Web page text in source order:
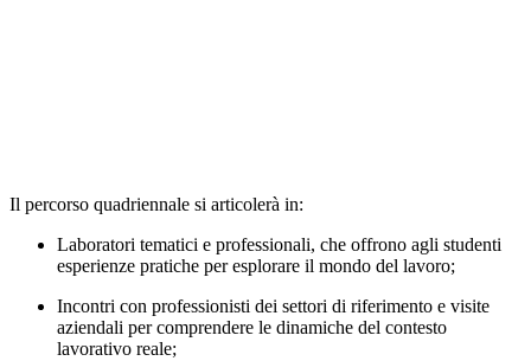
Il percorso quadriennale si articolerà in:
Laboratori tematici e professionali, che offrono agli studenti
esperienze pratiche per esplorare il mondo del lavoro;
Incontri con professionisti dei settori di riferimento e visite
aziendali per comprendere le dinamiche del contesto
lavorativo reale;